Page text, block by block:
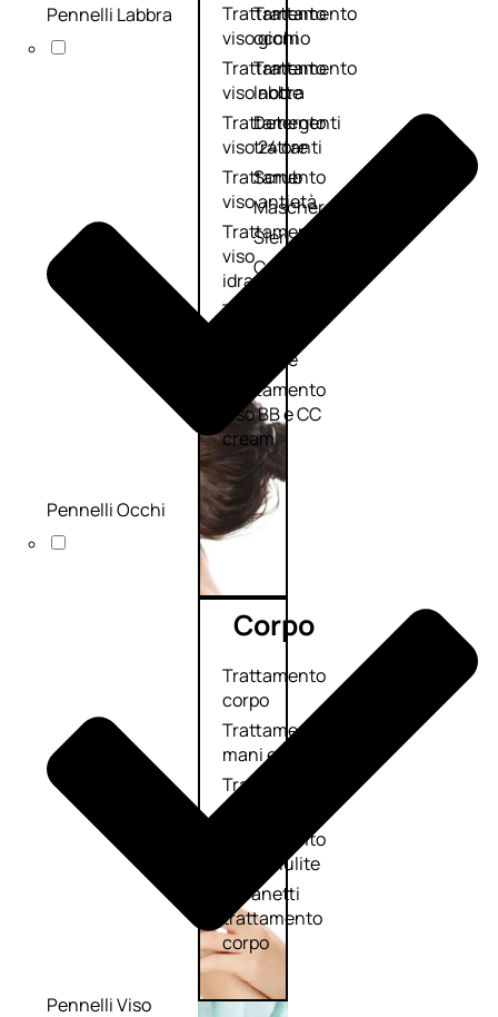
Trattamento
viso giorno
Trattamento
viso notte
Trattamento
viso 24 ore
Trattamento
viso antietà
Trattamento
viso
idratante
Trattamento
décolleté
Trattamento
viso BB e CC
cream
Trattamento
occhi
Trattamento
labbra
Detergenti
trattanti
Scrub
Maschere
Sieri
Cofanetti
trattamento
Corpo
Trattamento
corpo
Trattamento
mani e piedi
Trattamento
unghie
Trattamento
anticellulite
Cofanetti
trattamento
corpo
Pennelli Labbra
Pennelli Occhi
Pennelli Viso